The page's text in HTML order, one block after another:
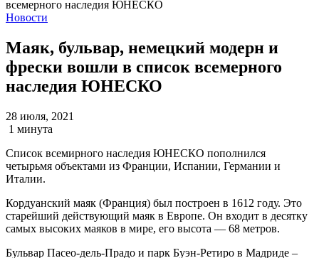
Новости
Маяк, бульвар, немецкий модерн и
фрески вошли в список всемерного
наследия ЮНЕСКО
28 июля, 2021
1 минута
Список всемирного наследия ЮНЕСКО пополнился
четырьмя объектами из Франции, Испании, Германии и
Италии.
Кордуанский маяк (Франция) был построен в 1612 году. Это
старейший действующий маяк в Европе. Он входит в десятку
самых высоких маяков в мире, его высота — 68 метров.
Бульвар Пасео-дель-Прадо и парк Буэн-Ретиро в Мадриде –